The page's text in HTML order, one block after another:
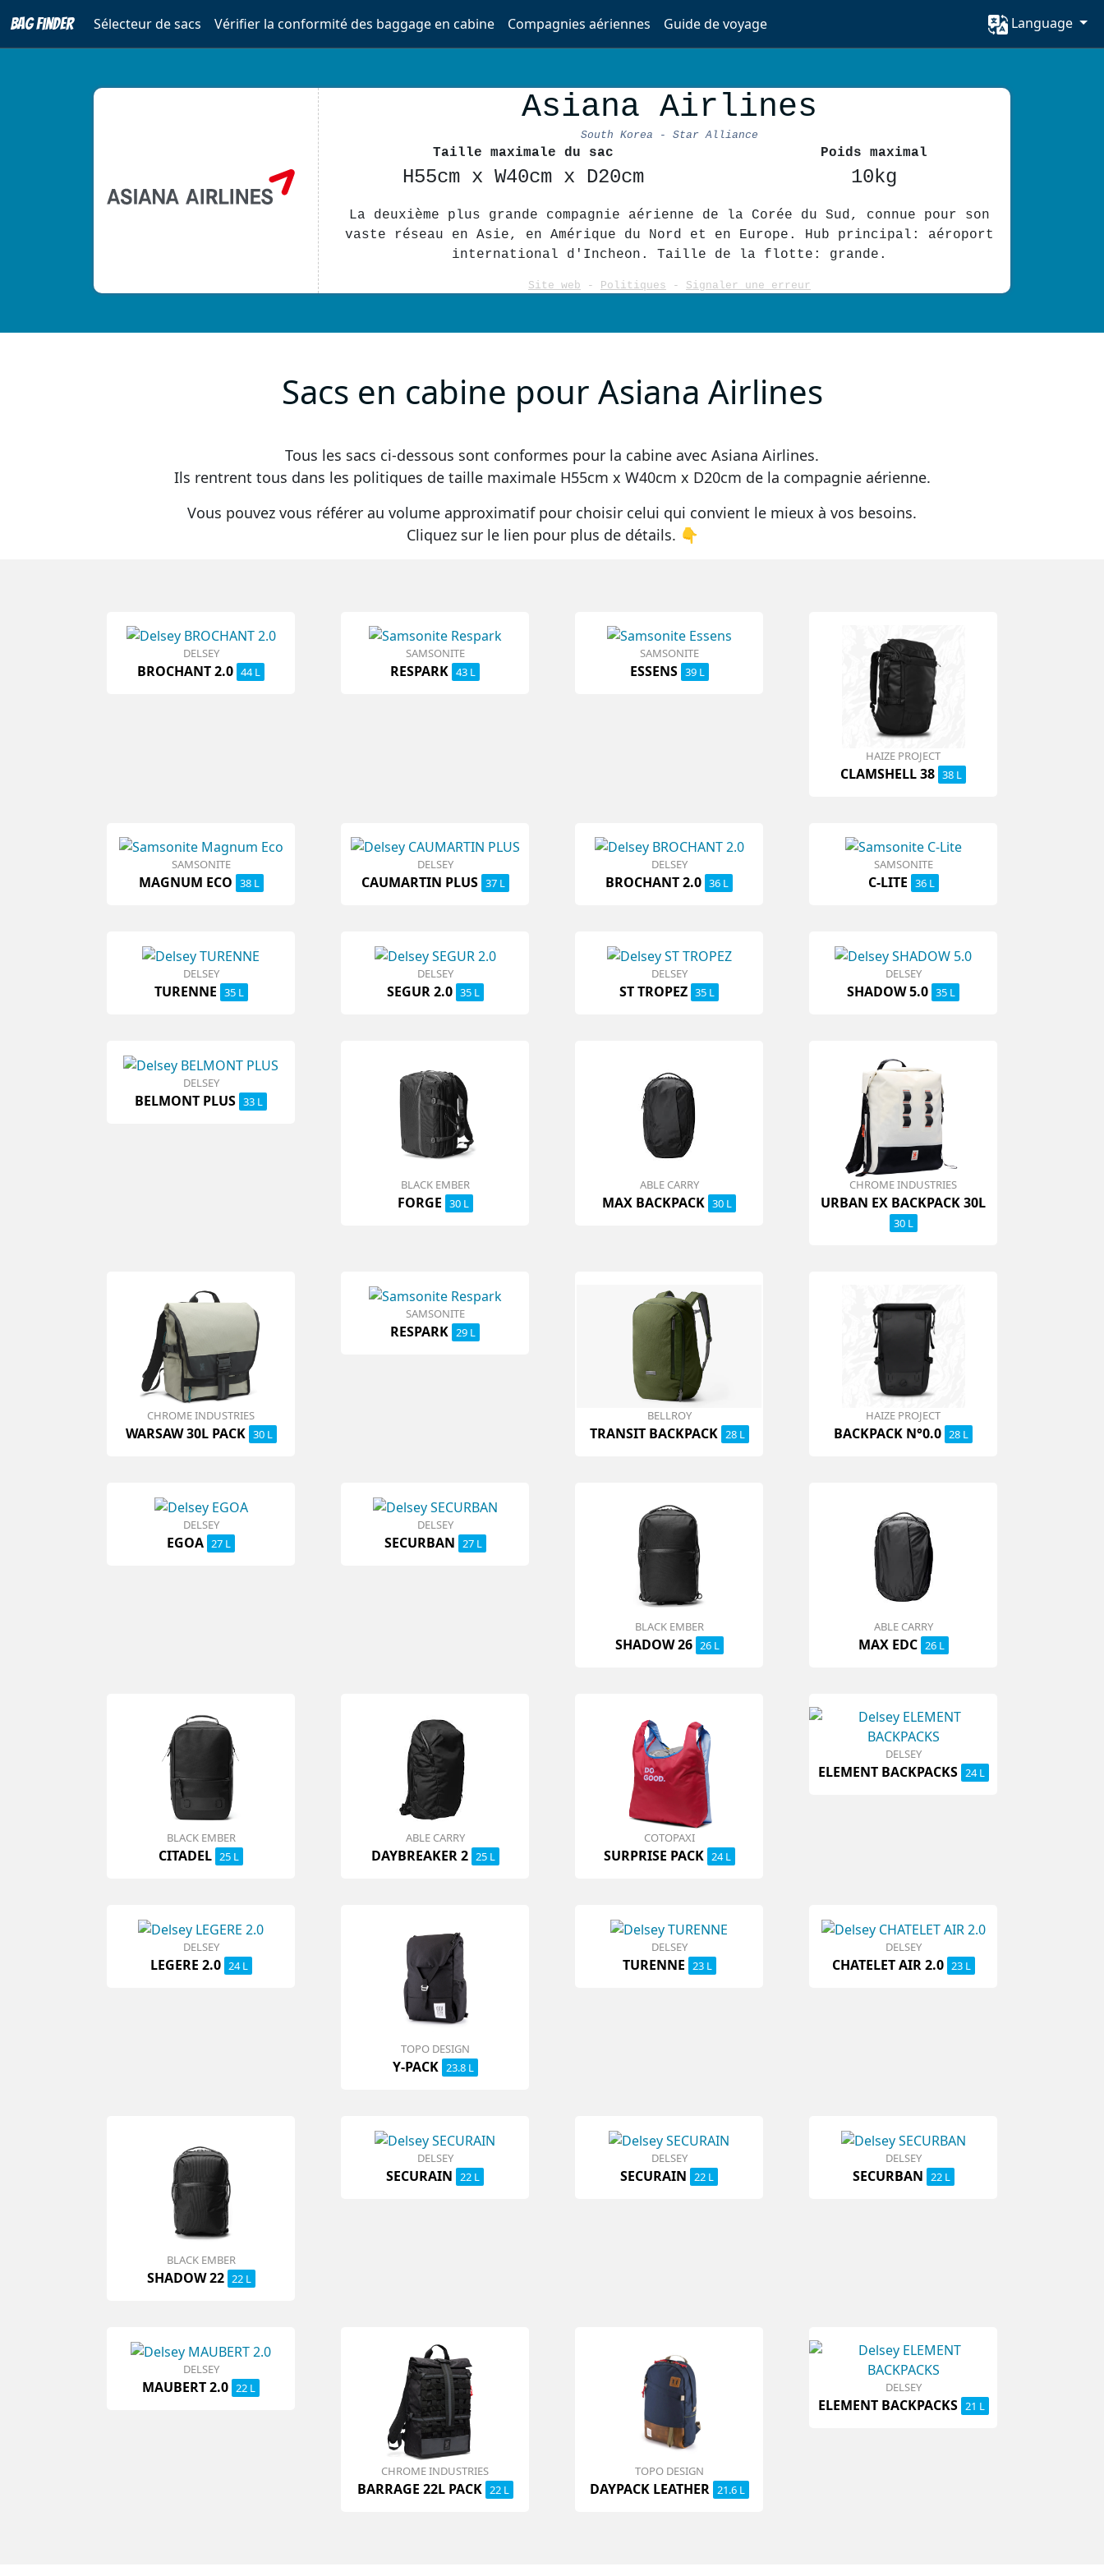
Bag Finder Sélecteur de sacs Vérifier la conformité des baggage en cabine Compagnies aériennes Guide de voyage Language
Asiana Airlines
South Korea - Star Alliance
Taille maximale du sac
H55cm x W40cm x D20cm
Poids maximal
10kg
La deuxième plus grande compagnie aérienne de la Corée du Sud, connue pour son
vaste réseau en Asie, en Amérique du Nord et en Europe. Hub principal: aéroport
international d'Incheon. Taille de la flotte: grande.
Site web - Politiques - Signaler une erreur
Sacs en cabine pour Asiana Airlines
Tous les sacs ci-dessous sont conformes pour la cabine avec Asiana Airlines.
Ils rentrent tous dans les politiques de taille maximale H55cm x W40cm x D20cm de la compagnie aérienne.
Vous pouvez vous référer au volume approximatif pour choisir celui qui convient le mieux à vos besoins.
Cliquez sur le lien pour plus de détails. 👇
DELSEY
BROCHANT 2.0 44 L
SAMSONITE
RESPARK 43 L
SAMSONITE
ESSENS 39 L
HAIZE PROJECT
CLAMSHELL 38 38 L
SAMSONITE
MAGNUM ECO 38 L
DELSEY
CAUMARTIN PLUS 37 L
DELSEY
BROCHANT 2.0 36 L
SAMSONITE
C-LITE 36 L
DELSEY
TURENNE 35 L
DELSEY
SEGUR 2.0 35 L
DELSEY
ST TROPEZ 35 L
DELSEY
SHADOW 5.0 35 L
DELSEY
BELMONT PLUS 33 L
BLACK EMBER
FORGE 30 L
ABLE CARRY
MAX BACKPACK 30 L
CHROME INDUSTRIES
URBAN EX BACKPACK 30L
30 L
CHROME INDUSTRIES
WARSAW 30L PACK 30 L
SAMSONITE
RESPARK 29 L
BELLROY
TRANSIT BACKPACK 28 L
HAIZE PROJECT
BACKPACK N°0.0 28 L
DELSEY
EGOA 27 L
DELSEY
SECURBAN 27 L
BLACK EMBER
SHADOW 26 26 L
ABLE CARRY
MAX EDC 26 L
BLACK EMBER
CITADEL 25 L
ABLE CARRY
DAYBREAKER 2 25 L
COTOPAXI
SURPRISE PACK 24 L
DELSEY
ELEMENT BACKPACKS 24 L
DELSEY
LEGERE 2.0 24 L
TOPO DESIGN
Y-PACK 23.8 L
DELSEY
TURENNE 23 L
DELSEY
CHATELET AIR 2.0 23 L
BLACK EMBER
SHADOW 22 22 L
DELSEY
SECURAIN 22 L
DELSEY
SECURAIN 22 L
DELSEY
SECURBAN 22 L
DELSEY
MAUBERT 2.0 22 L
CHROME INDUSTRIES
BARRAGE 22L PACK 22 L
TOPO DESIGN
DAYPACK LEATHER 21.6 L
DELSEY
ELEMENT BACKPACKS 21 L